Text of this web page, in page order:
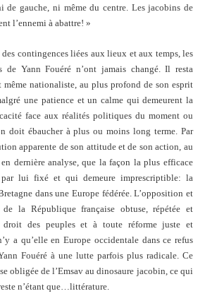
de gauche, ni même du centre. Les jacobins de
l’ennemi à abattre! »
contingences liées aux lieux et aux temps, les
de Yann Fouéré n’ont jamais changé. Il resta
nationaliste, au plus profond de son esprit
une patience et un calme qui demeurent la
face aux réalités politiques du moment ou
doit ébaucher à plus ou moins long terme. Par
apparente de son attitude et de son action, au
dernière analyse, que la façon la plus efficace
lui fixé et qui demeure imprescriptible: la
dans une Europe fédérée. L’opposition et
la République française obtuse, répétée et
droit des peuples et à toute réforme juste et
a qu’elle en Europe occidentale dans ce refus
Fouéré à une lutte parfois plus radicale. Ce
obligée de l’Emsav au dinosaure jacobin, ce qui
n’étant que…littérature.